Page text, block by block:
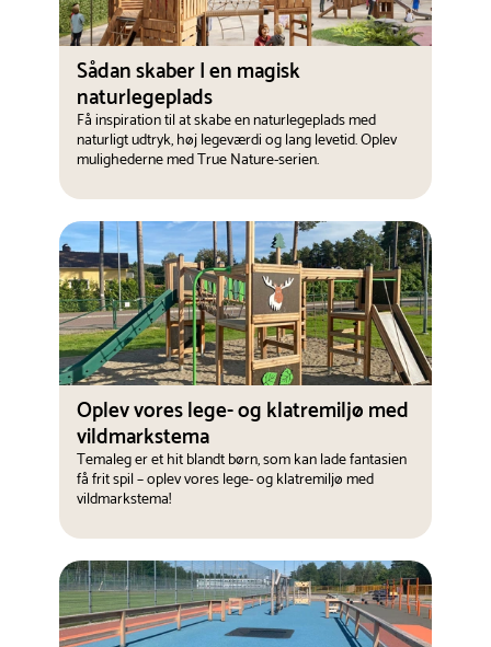
Sådan skaber I en magisk
naturlegeplads
Få inspiration til at skabe en naturlegeplads med
naturligt udtryk, høj legeværdi og lang levetid. Oplev
mulighederne med True Nature-serien.
Oplev vores lege- og klatremiljø med
vildmarkstema
Temaleg er et hit blandt børn, som kan lade fantasien
få frit spil – oplev vores lege- og klatremiljø med
vildmarkstema!